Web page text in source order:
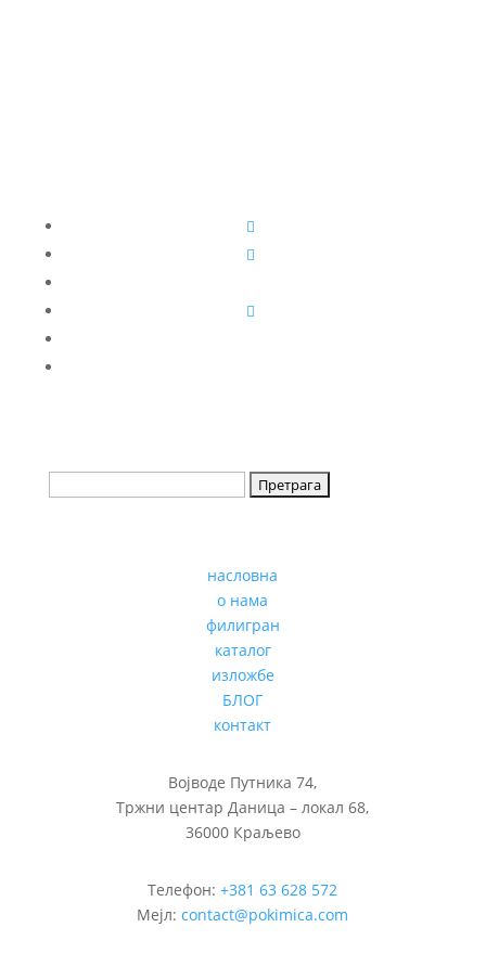
насловна
о нама
филигран
каталог
изложбе
БЛОГ
контакт
Војводе Путника 74,
Тржни центар Даница – локал 68,
36000 Краљево
Телефон:+381 63 628 572
Мејл:contact@pokimica.com